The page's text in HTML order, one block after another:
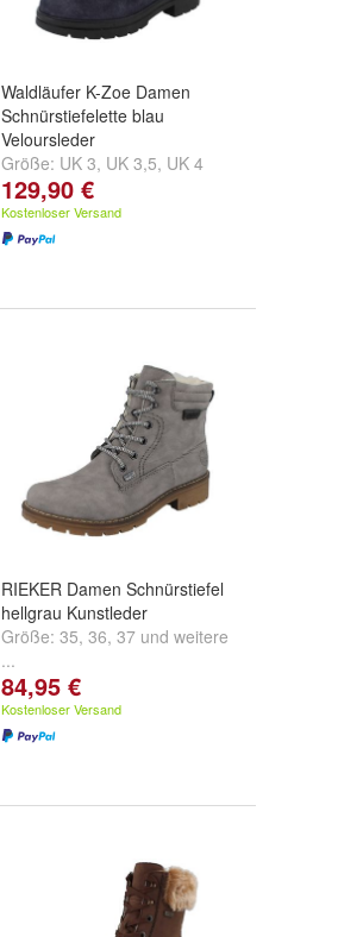
Waldläufer K-Zoe Damen
Schnürstiefelette blau
Veloursleder
Größe: UK 3, UK 3,5, UK 4
undweitere ...
129,90 €
Kostenloser Versand
RIEKER Damen Schnürstiefel
hellgrau Kunstleder
Größe: 35, 36, 37 und weitere
...
84,95 €
Kostenloser Versand